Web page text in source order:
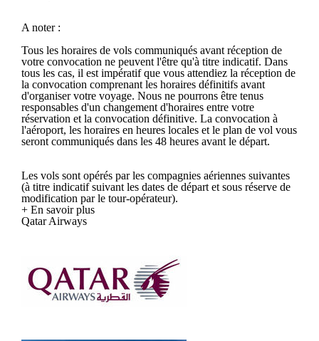
A noter :
Tous les horaires de vols communiqués avant réception de
votre convocation ne peuvent l'être qu'à titre indicatif. Dans
tous les cas, il est impératif que vous attendiez la réception de
la convocation comprenant les horaires définitifs avant
d'organiser votre voyage. Nous ne pourrons être tenus
responsables d'un changement d'horaires entre votre
réservation et la convocation définitive. La convocation à
l'aéroport, les horaires en heures locales et le plan de vol vous
seront communiqués dans les 48 heures avant le départ.
Les vols sont opérés par les compagnies aériennes suivantes
(à titre indicatif suivant les dates de départ et sous réserve de
modification par le tour-opérateur).
+ En savoir plus
Qatar Airways